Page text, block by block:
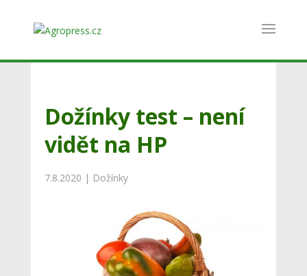
Dožínky test – není
vidět na HP
7.8.2020 | Dožínky